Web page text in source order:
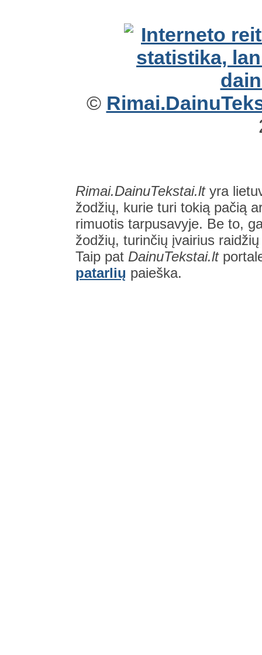
©
Rimai.DainuTekstai.ltyra
žodžių, kurie turi tokią pačią
rimuotis tarpusavyje. Be to,
žodžių, turinčių įvairius
Taip pat DainuTekstai.lt
patarlių paieška.